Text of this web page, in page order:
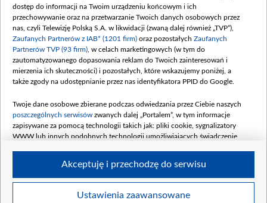
dostęp do informacji na Twoim urządzeniu końcowym i ich
przechowywanie oraz na przetwarzanie Twoich danych osobowych przez
nas, czyli Telewizję Polską S.A. w likwidacji (zwaną dalej również „TVP”),
Zaufanych Partnerów z IAB* (1201 firm) oraz pozostałych Zaufanych
Partnerów TVP (93 firm) , w celach marketingowych (w tym do
zautomatyzowanego dopasowania reklam do Twoich zainteresowań i
mierzenia ich skuteczności) i pozostałych, które wskazujemy poniżej, a
także zgody na udostępnianie przez nas identyfikatora PPID do Google.
Twoje dane osobowe zbierane podczas odwiedzania przez Ciebie naszych
poszczególnych serwisów zwanych dalej „Portalem”, w tym informacje
zapisywane za pomocą technologii takich jak: pliki cookie, sygnalizatory
WWW lub innych podobnych technologii umożliwiających świadczenie
Twoje dane osobowe zbierane podczas odwiedzania przez Ciebie
Ustawienia zaawansowane
Akceptuję i przechodzę do serwisu